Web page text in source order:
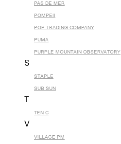
PAS DE MER
POMPEII
POP TRADING COMPANY
PUMA
PURPLE MOUNTAIN OBSERVATORY
S
STAPLE
SUB SUN
TEN C
V
VILLAGE PM